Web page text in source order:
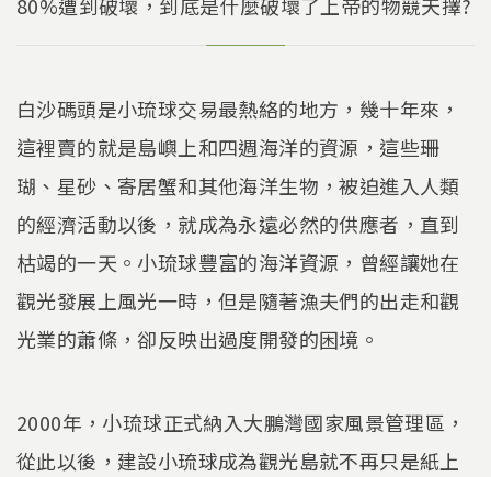
80%遭到破壞，到底是什麼破壞了上帝的物競天擇?
白沙碼頭是小琉球交易最熱絡的地方，幾十年來，
這裡賣的就是島嶼上和四週海洋的資源，這些珊
瑚、星砂、寄居蟹和其他海洋生物，被迫進入人類
的經濟活動以後，就成為永遠必然的供應者，直到
枯竭的一天。小琉球豐富的海洋資源，曾經讓她在
觀光發展上風光一時，但是隨著漁夫們的出走和觀
光業的蕭條，卻反映出過度開發的困境。
2000年，小琉球正式納入大鵬灣國家風景管理區，
從此以後，建設小琉球成為觀光島就不再只是紙上